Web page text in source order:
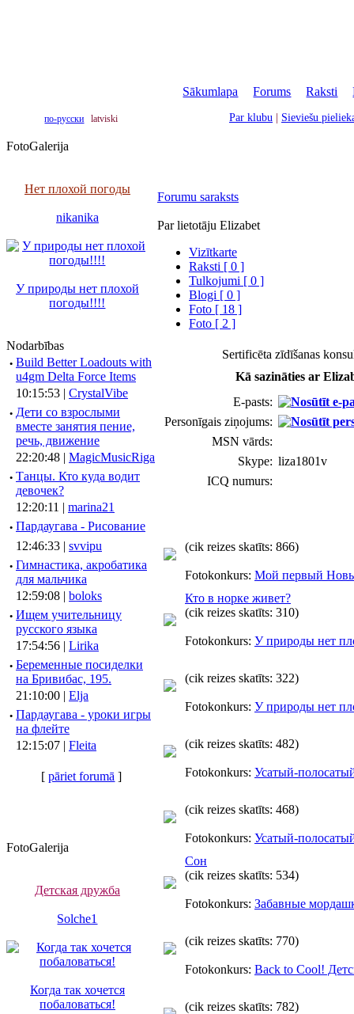
Sākumlapa |Forums |Raksti |
по-русски latviski Par klubu Sieviešu
FotoGalerija
Нет плохой погоды
nikanika
У природы нет плохой
погоды!!!!
Nodarbības
· Build Better Loadouts with
u4gm Delta Force Items
10:15:53 | CrystalVibe
· Дети со взрослыми
вместе занятия пение,
речь, движение
22:20:48 | MagicMusicRiga
· Танцы. Кто куда водит
девочек?
12:20:11 | marina21
· Пардаугава - Рисование
12:46:33 | svvipu
· Гимнастика, акробатика
для мальчика
12:59:08 | boloks
· Ищем учительницу
русского языка
17:54:56 | Lirika
· Беременные посиделки
на Бривибас, 195.
21:10:00 | Elja
· Пардаугава - уроки игры
на флейте
12:15:07 | Fleita
[pāriet forumā ]
FotoGalerija
Детская дружба
Solche1
Когда так хочется
побаловаться!
Forumu saraksts
Par lietotāju Elizabet
Vizītkarte
Raksti [ 0 ]
Tulkojumi [ 0 ]
Blogi [ 0 ]
Foto [ 18 ]
Foto [ 2 ]
Sertificēta zīdīšanas
Kā sazināties ar
E-pasts:
Personīgais ziņojums:
MSN vārds:
Skype: liza1801v
ICQ numurs:
(cik reizes skatīts: 866)
Fotokonkurs: Мой первый
Кто в норке живет?
(cik reizes skatīts: 310)
Fotokonkurs: У природы нет
(cik reizes skatīts: 322)
Fotokonkurs: У природы нет
(cik reizes skatīts: 482)
Fotokonkurs: Усатый-
(cik reizes skatīts: 468)
Fotokonkurs: Усатый-
Сон
(cik reizes skatīts: 534)
Fotokonkurs: Забавные
(cik reizes skatīts: 770)
Fotokonkurs: Back to Cool!
(cik reizes skatīts: 782)